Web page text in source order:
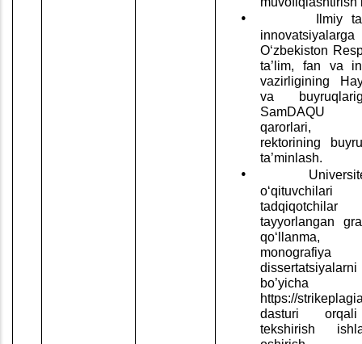
•
Ilmiy
O‘zbekiston
ta’lim, fan va
vazirligining
va
SamDAQU
qarorlari,
rektorining
ta’minlash.
•
tayyorlangan
bo’yicha
https://
dasturi
tekshirish